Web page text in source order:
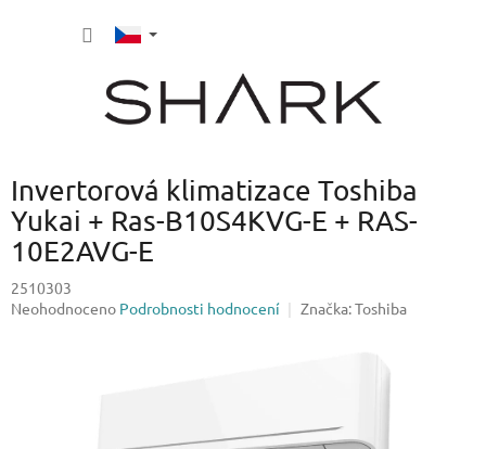
Invertorová klimatizace Toshiba
Yukai + Ras-B10S4KVG-E + RAS-
10E2AVG-E
2510303
Průměrné
Neohodnoceno Podrobnosti hodnocení Značka:Toshiba